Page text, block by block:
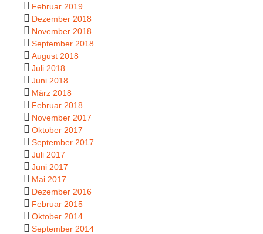
Februar 2019
Dezember 2018
November 2018
September 2018
August 2018
Juli 2018
Juni 2018
März 2018
Februar 2018
November 2017
Oktober 2017
September 2017
Juli 2017
Juni 2017
Mai 2017
Dezember 2016
Februar 2015
Oktober 2014
September 2014